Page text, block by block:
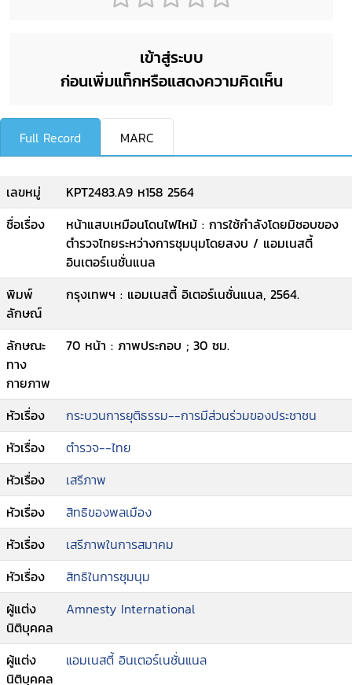
เข้าสู่ระบบ
ก่อนเพิ่มแท็กหรือแสดงความคิดเห็น
Full Record MARC
เลขหมู่
KPT2483.A9 ห158 2564
ชื่อเรื่อง
หน้าแสบเหมือนโดนไฟไหม้ : การใช้กำลังโดยมิชอบของ
ตำรวจไทยระหว่างการชุมนุมโดยสงบ / แอมเนสตี้
อินเตอร์เนชั่นแนล
พิมพ์
ลักษณ์
กรุงเทพฯ : แอมเนสตี้ อิเตอร์เนชั่นแนล, 2564.
ลักษณะ
ทาง
กายภาพ
70 หน้า : ภาพประกอบ ; 30 ซม.
หัวเรื่อง
กระบวนการยุติธรรม--การมีส่วนร่วมของประชาชน
หัวเรื่อง
ตำรวจ--ไทย
หัวเรื่อง
เสรีภาพ
หัวเรื่อง
สิทธิของพลเมือง
หัวเรื่อง
เสรีภาพในการสมาคม
หัวเรื่อง
สิทธิในการชุมนุม
ผู้แต่ง
นิติบุคคล
Amnesty International
ผู้แต่ง
นิติบุคคล
แอมเนสตี้ อินเตอร์เนชั่นแนล